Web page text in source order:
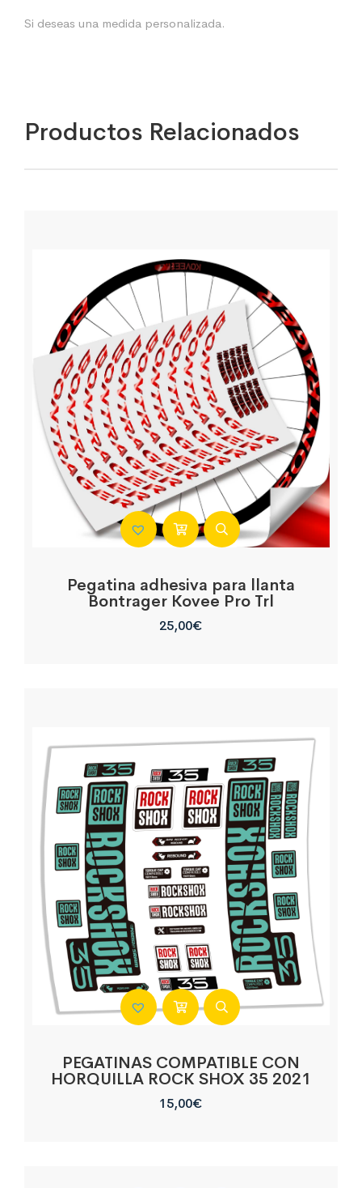
Si deseas una medida personalizada.
Productos Relacionados
Pegatina adhesiva para llanta
Bontrager Kovee Pro Trl
25,00€
PEGATINAS COMPATIBLE CON
HORQUILLA ROCK SHOX 35 2021
15,00€